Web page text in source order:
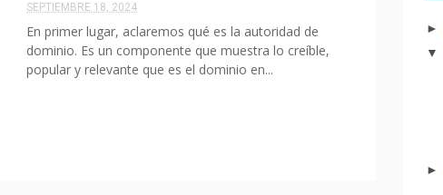
SEPTIEMBRE 18, 2024
En primer lugar, aclaremos qué es la autoridad de
dominio. Es un componente que muestra lo creíble,
popular y relevante que es el dominio en...
►
▼
►